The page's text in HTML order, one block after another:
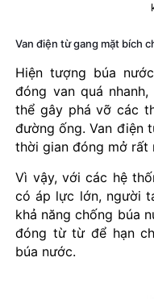
Van điện từ gang mặt bích
Hiện tượng búa
đóng van quá
thể gây phá vỡ các
đường ống. Van điện
thời gian đóng mở rất
Vì vậy, với các hệ
có áp lực lớn, người
khả năng chống búa
đóng từ từ để hạn
búa nước.